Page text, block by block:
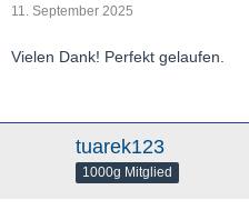
11. September 2025
Vielen Dank! Perfekt gelaufen.
tuarek123
1000g Mitglied